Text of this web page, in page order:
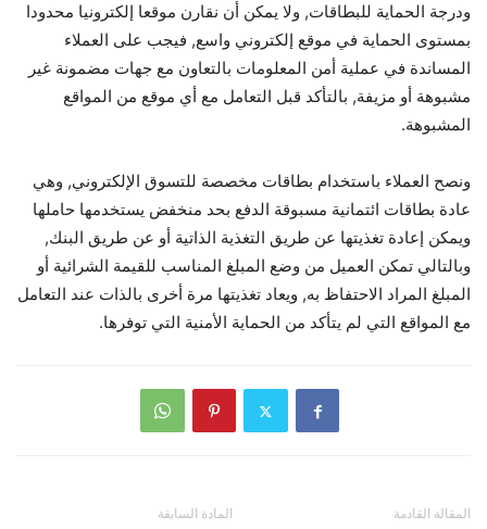
ودرجة الحماية للبطاقات, ولا يمكن أن نقارن موقعا إلكترونيا محدودا
بمستوى الحماية في موقع إلكتروني واسع, فيجب على العملاء
المساندة في عملية أمن المعلومات بالتعاون مع جهات مضمونة غير
مشبوهة أو مزيفة, بالتأكد قبل التعامل مع أي موقع من المواقع
المشبوهة.
ونصح العملاء باستخدام بطاقات مخصصة للتسوق الإلكتروني, وهي
عادة بطاقات ائتمانية مسبوقة الدفع بحد منخفض يستخدمها حاملها
ويمكن إعادة تغذيتها عن طريق التغذية الذاتية أو عن طريق البنك,
وبالتالي تمكن العميل من وضع المبلغ المناسب للقيمة الشرائية أو
المبلغ المراد الاحتفاظ به, ويعاد تغذيتها مرة أخرى بالذات عند التعامل
مع المواقع التي لم يتأكد من الحماية الأمنية التي توفرها.
المادة السابقة المقالة القادمة